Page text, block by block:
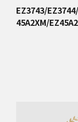
EZ3743/
45A2XM/